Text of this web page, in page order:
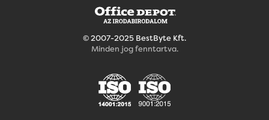
© 2007-2025 BestByte Kft.
Minden jog fenntartva.